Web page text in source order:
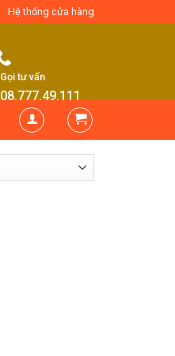
Hệ thống cửa hàng
Gọi tư vấn
08.777.49.111